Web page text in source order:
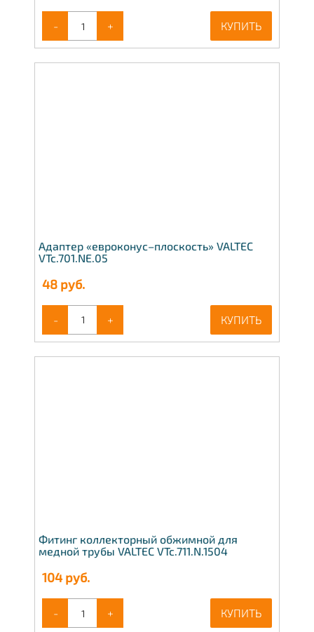
- + КУПИТЬ
Адаптер «евроконус–плоскость» VALTEC
VTc.701.NE.05
48 руб.
- + КУПИТЬ
Фитинг коллекторный обжимной для
медной трубы VALTEC VTc.711.N.1504
104руб.
- + КУПИТЬ